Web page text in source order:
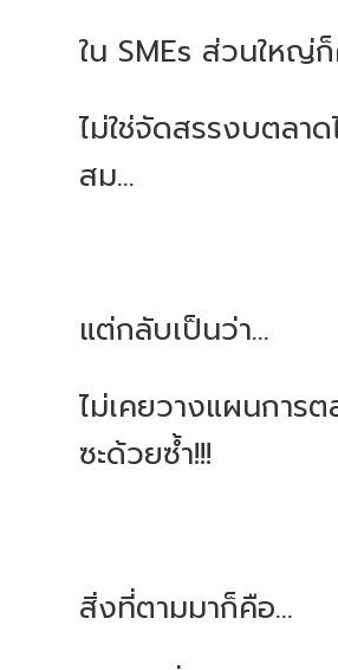
ใน SMEs ส่วนใหญ่ก็
ไม่ใช่จัดสรรงบตลาด
สม...
แต่กลับเป็นว่า...
ไม่เคยวางแผนการต
ซะด้วยซ้ำ!!!
สิ่งที่ตามมาก็คือ...